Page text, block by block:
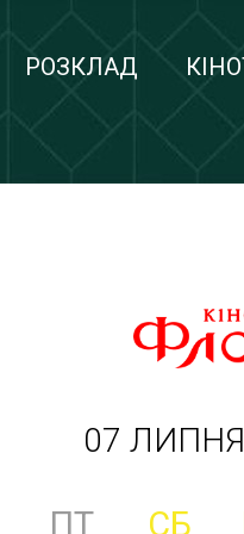
РОЗКЛАД
07
ПТ СБ